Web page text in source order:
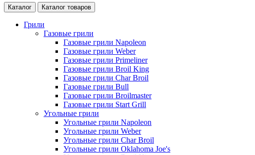
Каталог Каталог товаров
Грили
Газовые грили
Газовые грили Napoleon
Газовые грили Weber
Газовые грили Primeliner
Газовые грили Broil King
Газовые грили Char Broil
Газовые грили Bull
Газовые грили Broilmaster
Газовые грили Start Grill
Угольные грили
Угольные грили Napoleon
Угольные грили Weber
Угольные грили Char Broil
Угольные грили Oklahoma Joe's